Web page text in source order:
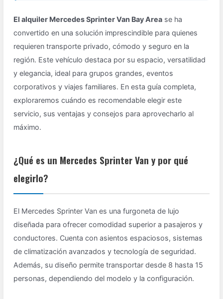
El alquiler Mercedes Sprinter Van Bay Area se ha
convertido en una solución imprescindible para quienes
requieren transporte privado, cómodo y seguro en la
región. Este vehículo destaca por su espacio, versatilidad
y elegancia, ideal para grupos grandes, eventos
corporativos y viajes familiares. En esta guía completa,
exploraremos cuándo es recomendable elegir este
servicio, sus ventajas y consejos para aprovecharlo al
máximo.
¿Qué es un Mercedes Sprinter Van y por qué
elegirlo?
El Mercedes Sprinter Van es una furgoneta de lujo
diseñada para ofrecer comodidad superior a pasajeros y
conductores. Cuenta con asientos espaciosos, sistemas
de climatización avanzados y tecnología de seguridad.
Además, su diseño permite transportar desde 8 hasta 15
personas, dependiendo del modelo y la configuración.